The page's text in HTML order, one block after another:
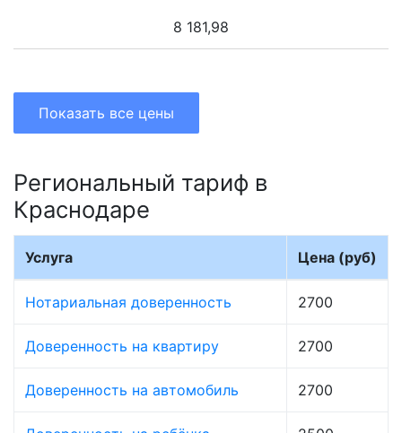
8 181,98
Показать все цены
Региональный тариф в
Краснодаре
Услуга Цена (руб)
Нотариальная доверенность 2700
Доверенность на квартиру 2700
Доверенность на автомобиль 2700